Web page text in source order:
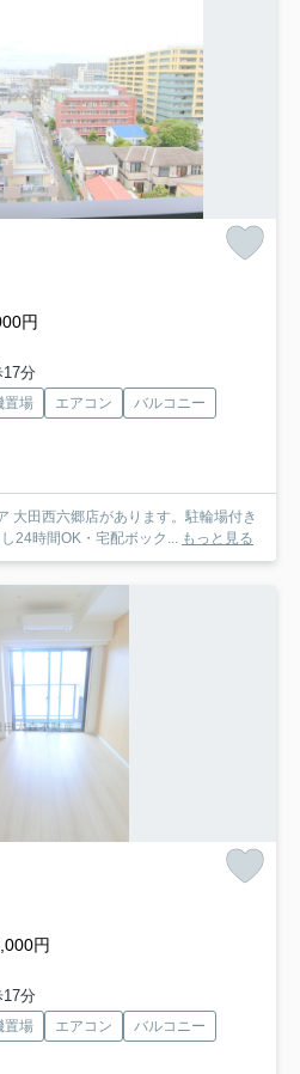
円
分
置場 エアコン
バルコニー
大田西六郷店があります。駐輪場付き
24時間OK・宅配ボック...
もっと見る
円
分
置場 エアコン
バルコニー